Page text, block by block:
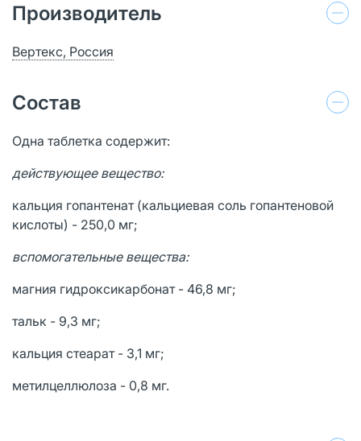
Производитель
Вертекс, Россия
Состав
Одна таблетка содержит:
действующее вещество:
кальция гопантенат (кальциевая соль гопантеновой
кислоты) - 250,0 мг;
вспомогательные вещества:
магния гидроксикарбонат - 46,8 мг;
тальк - 9,3 мг;
кальция стеарат - 3,1 мг;
метилцеллюлоза - 0,8 мг.